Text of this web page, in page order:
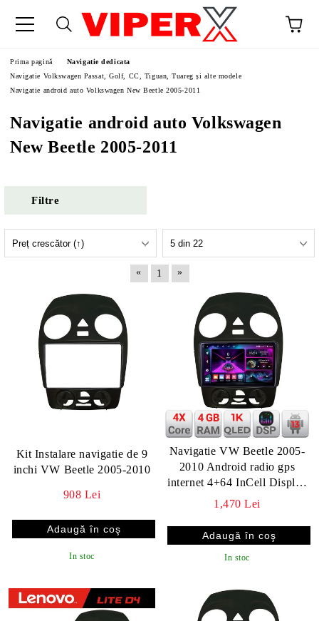
Prima pagină
Navigatie dedicata
Navigatie Volkswagen Passat, Golf, CC, Tiguan, Tuareg și alte modele
Navigatie android auto Volkswagen New Beetle 2005-2011
Navigatie android auto Volkswagen
New Beetle 2005-2011
Filtre
« 1 »
Kit Instalare navigatie de 9
inchi VW Beetle 2005-2010
908 Lei
In stoc
Navigatie VW Beetle 2005-
2010 Android radio gps
internet 4+64 InCell Display
1K KIT-beetle-old+EDT-
1,470 Lei
In stoc